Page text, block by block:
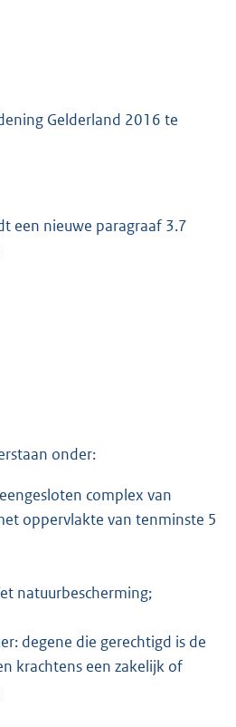
Gelderland 2016 te
een nieuwe paragraaf 3.7
onder:
complex van
oppervlakte van tenminste 5
natuurbescherming;
degene die gerechtigd is de
krachtens een zakelijk of